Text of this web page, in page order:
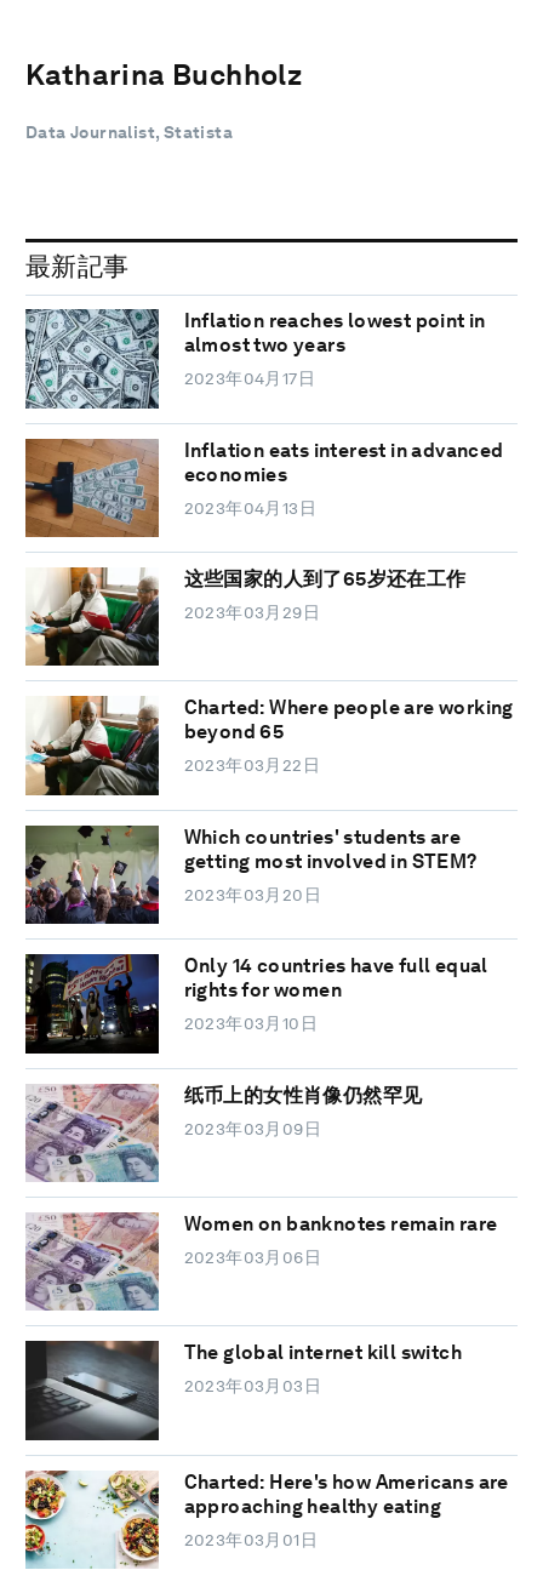
Katharina Buchholz
Data Journalist, Statista
最新記事
Inflation reaches lowest point in
almost two years
2023年04月17日
Inflation eats interest in advanced
economies
2023年04月13日
这些国家的人到了65岁还在工作
2023年03月29日
Charted: Where people are working
beyond 65
2023年03月22日
Which countries' students are
getting most involved in STEM?
2023年03月20日
Only 14 countries have full equal
rights for women
2023年03月10日
纸币上的女性肖像仍然罕见
2023年03月09日
Women on banknotes remain rare
2023年03月06日
The global internet kill switch
2023年03月03日
Charted: Here's how Americans are
approaching healthy eating
2023年03月01日